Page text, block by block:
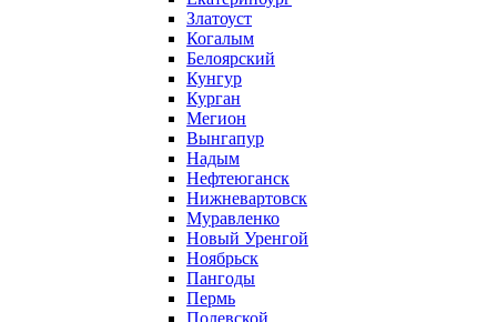
Златоуст
Когалым
Белоярский
Кунгур
Курган
Мегион
Вынгапур
Надым
Нефтеюганск
Нижневартовск
Муравленко
Новый Уренгой
Ноябрьск
Пангоды
Пермь
Полевской